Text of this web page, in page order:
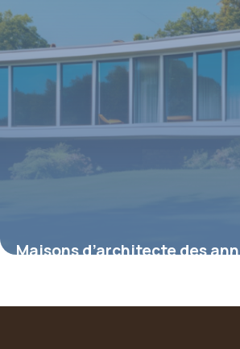
Maisons d’architecte des